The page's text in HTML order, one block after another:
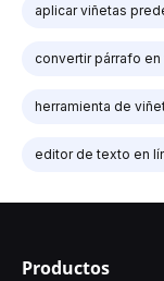
aplicar viñetas
convertir párrafo en
herramienta de
editor de texto en
Productos